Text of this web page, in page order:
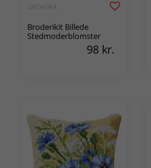
ORCHIDEA
Broderikit Billede
Stedmoderblomster
98 kr.